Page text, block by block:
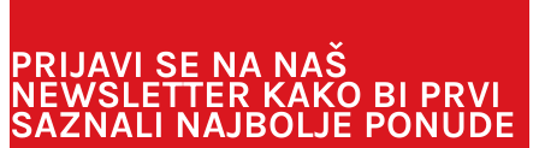
PRIJAVI SE NA NAŠ
NEWSLETTER KAKO BI PRVI
SAZNALI NAJBOLJE PONUDE